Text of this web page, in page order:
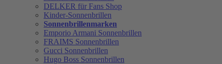
DELKER für Fans Shop
Kinder-Sonnenbrillen
Sonnenbrillenmarken
Emporio Armani Sonnenbrillen
FRAIMS Sonnenbrillen
Gucci Sonnenbrillen
Hugo Boss Sonnenbrillen